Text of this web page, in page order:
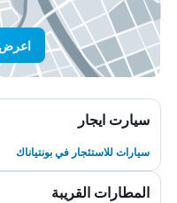
اعرض
سيارت ايجار
سيارات للاستئجار في بونتياناك
المطارات القريبة